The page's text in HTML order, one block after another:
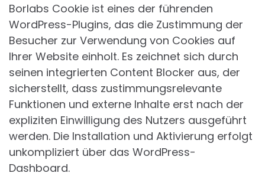
Borlabs Cookie ist eines der führenden
WordPress-Plugins, das die Zustimmung der
Besucher zur Verwendung von Cookies auf
Ihrer Website einholt. Es zeichnet sich durch
seinen integrierten Content Blocker aus, der
sicherstellt, dass zustimmungsrelevante
Funktionen und externe Inhalte erst nach der
expliziten Einwilligung des Nutzers ausgeführt
werden. Die Installation und Aktivierung erfolgt
unkompliziert über das WordPress-
Dashboard.